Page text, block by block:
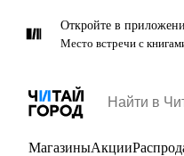
Откройте в
Место встречи с
МагазиныАкции